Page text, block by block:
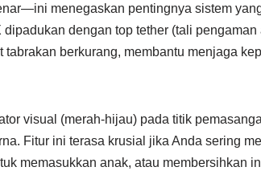
menegaskan pentingnya sistem
dengan top tether (tali pengaman
berkurang, membantu menjaga
visual (merah-hijau) pada titik
Fitur ini terasa krusial jika Anda sering
memasukkan anak, atau membersihkan